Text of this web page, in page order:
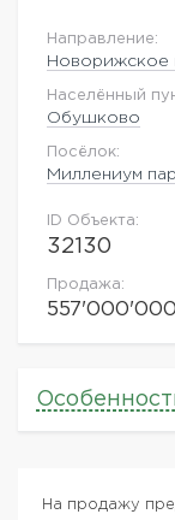
Направление:
Новорижское
Населённый
Обушково
Посёлок:
Миллениум
ID Объекта:
32130
Продажа:
557'000'000
На продажу